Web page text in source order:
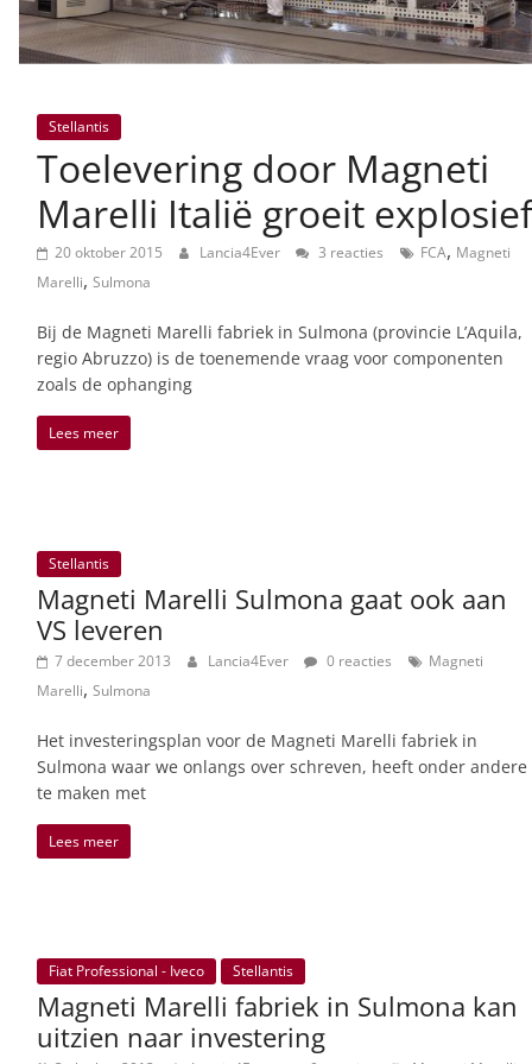
Stellantis
Toelevering door Magneti
Marelli Italië groeit explosief
20 oktober 2015 Lancia4Ever 3 reacties FCA, Magneti
Marelli, Sulmona
Bij de Magneti Marelli fabriek in Sulmona (provincie L’Aquila,
regio Abruzzo) is de toenemende vraag voor componenten
zoals de ophanging
Lees meer
Stellantis
Magneti Marelli Sulmona gaat ook aan
VS leveren
7 december 2013 Lancia4Ever 0 reacties
Magneti
Marelli, Sulmona
Het investeringsplan voor de Magneti Marelli fabriek in
Sulmona waar we onlangs over schreven, heeft onder andere
te maken met
Lees meer
Fiat Professional - Iveco Stellantis
Magneti Marelli fabriek in Sulmona kan
uitzien naar investering